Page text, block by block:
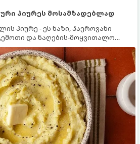
პიურეს მოსამზადებლად
პიურე - ეს ნაზი, ჰაეროვანი
და ნაღების-მოყვითალო
ძალიან მარტივია, მაგრამ
რომლებიც უნდა
გემრიელი გამოვიდეს.